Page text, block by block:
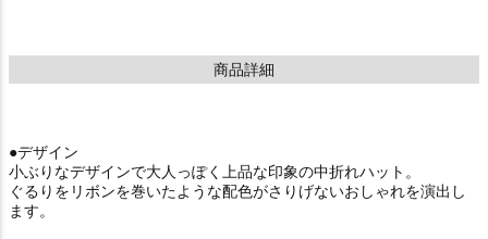
商品詳細
●デザイン
小ぶりなデザインで大人っぽく上品な印象の中折れハット。
ぐるりをリボンを巻いたような配色がさりげないおしゃれを演出し
ます。